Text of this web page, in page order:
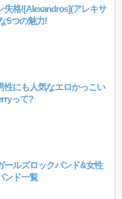
失格![Alexandros](アレキサ
5つの魅力!
性にも人気なエロかっこい
って?
ールズロックバンド&女性
ンド一覧